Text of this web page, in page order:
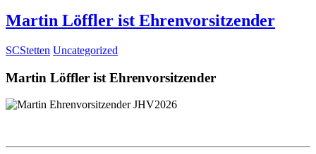
Martin Löffler ist Ehrenvorsitzender
SCStetten Uncategorized
Martin Löffler ist Ehrenvorsitzender